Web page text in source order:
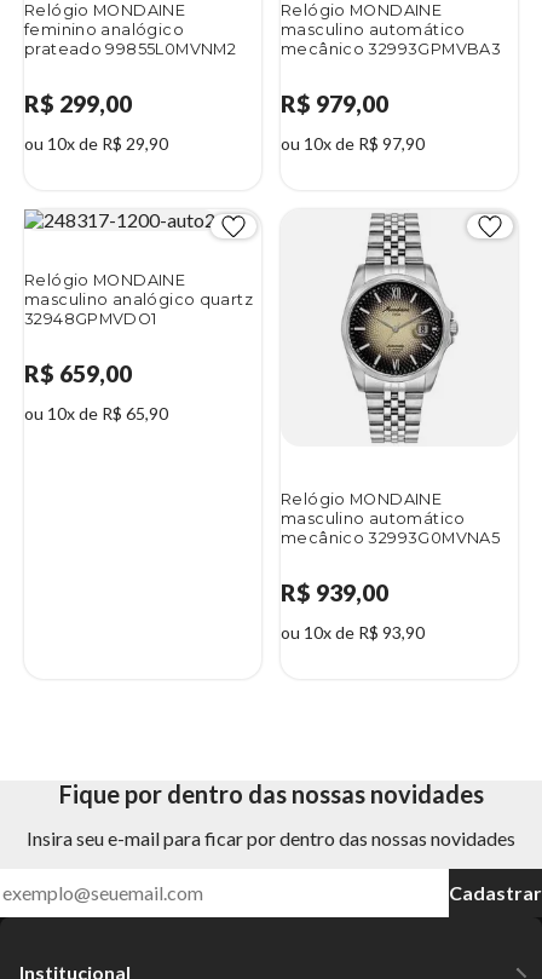
Relógio MONDAINE
feminino analógico
prateado 99855L0MVNM2
R$ 299,00
ou 10x de R$ 29,90
Relógio MONDAINE
masculino automático
mecânico 32993GPMVBA3
R$ 979,00
ou 10x de R$ 97,90
Relógio MONDAINE
masculino analógico quartz
32948GPMVDO1
R$ 659,00
ou 10x de R$ 65,90
Relógio MONDAINE
masculino automático
mecânico 32993G0MVNA5
R$ 939,00
ou 10x de R$ 93,90
Fique por dentro das nossas novidades
Insira seu e-mail para ficar por dentro das nossas novidades
Cadastrar
Institucional